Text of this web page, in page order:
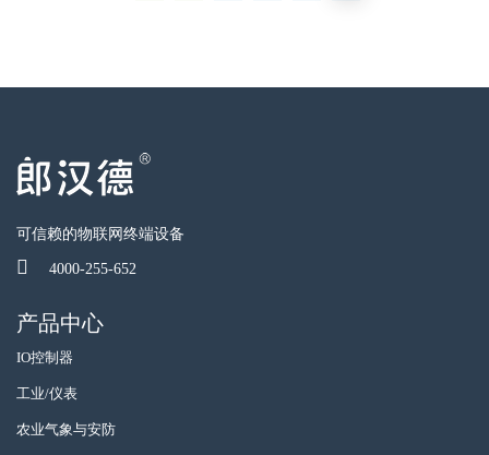
可信赖的物联网终端设备
4000-255-652
产品中心
IO控制器
工业/仪表
农业气象与安防